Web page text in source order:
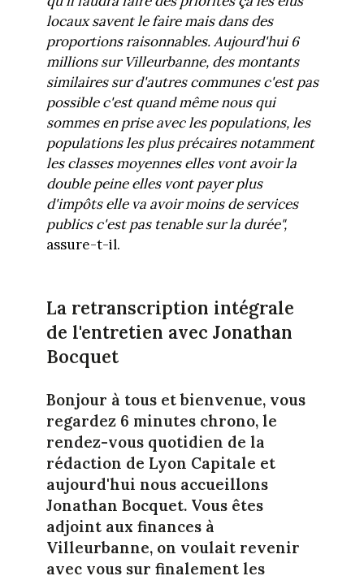
locaux savent le faire mais dans des
proportions raisonnables. Aujourd'hui 6
millions sur Villeurbanne, des montants
similaires sur d'autres communes c'est pas
possible c'est quand même nous qui
sommes en prise avec les populations, les
populations les plus précaires notamment
les classes moyennes elles vont avoir la
double peine elles vont payer plus
d'impôts elle va avoir moins de services
publics c'est pas tenable sur la durée",
assure-t-il.
La retranscription intégrale
de l'entretien avec Jonathan
Bocquet
Bonjour à tous et bienvenue, vous
regardez 6 minutes chrono, le
rendez-vous quotidien de la
rédaction de Lyon Capitale et
aujourd'hui nous accueillons
Jonathan Bocquet. Vous êtes
adjoint aux finances à
Villeurbanne, on voulait revenir
avec vous sur finalement les